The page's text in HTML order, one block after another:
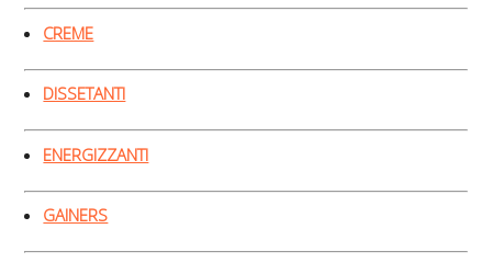
CREME
DISSETANTI
ENERGIZZANTI
GAINERS